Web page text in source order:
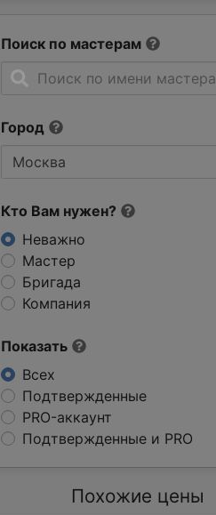
Поиск по мастерам
Город
Кто Вам нужен?
Неважно
Мастер
Бригада
Компания
Показать
Всех
Подтвержденные
PRO-аккаунт
Подтвержденные и PRO
Похожие цены